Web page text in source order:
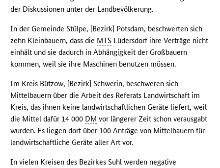
der Diskussionen unter der Landbevölkerung.
In der Gemeinde Stülpe, [Bezirk] Potsdam, beschwerten sich
zehn Kleinbauern, dass die MTS Lüdersdorf ihre Verträge nicht
einhält und sie dadurch in Abhängigkeit der Großbauern
kommen, weil sie ihre Maschinen benutzen müssen.
Im Kreis Bützow, [Bezirk] Schwerin, beschweren sich
Mittelbauern über die Arbeit des Referats Landwirtschaft im
Kreis, das ihnen keine landwirtschaftlichen Geräte liefert, weil
die Mittel dafür 14 000 DM vor längerer Zeit schon verausgabt
wurden. Es liegen dort über 100 Anträge von Mittelbauern für
landwirtschaftliche Geräte aller Art vor.
In vielen Kreisen des Bezirkes Suhl werden negative